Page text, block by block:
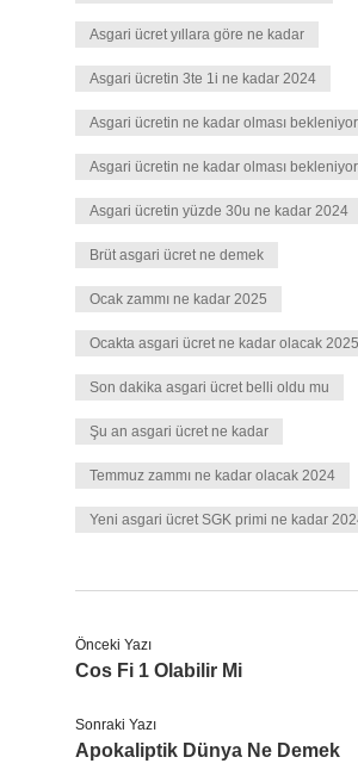
Asgari ücret yıllara göre ne kadar
Asgari ücretin 3te 1i ne kadar 2024
Asgari ücretin ne kadar olması bekleniyor
Asgari ücretin ne kadar olması
Asgari ücretin yüzde 30u ne kadar 2024
Brüt asgari ücret ne demek
Ocak zammı ne kadar 2025
Ocakta asgari ücret ne kadar olacak 2025
Son dakika asgari ücret belli oldu mu
Şu an asgari ücret ne kadar
Temmuz zammı ne kadar olacak 2024
Yeni asgari ücret SGK primi ne kadar
Önceki Yazı
Cos Fi 1 Olabilir Mi
Sonraki Yazı
Apokaliptik Dünya Ne Demek